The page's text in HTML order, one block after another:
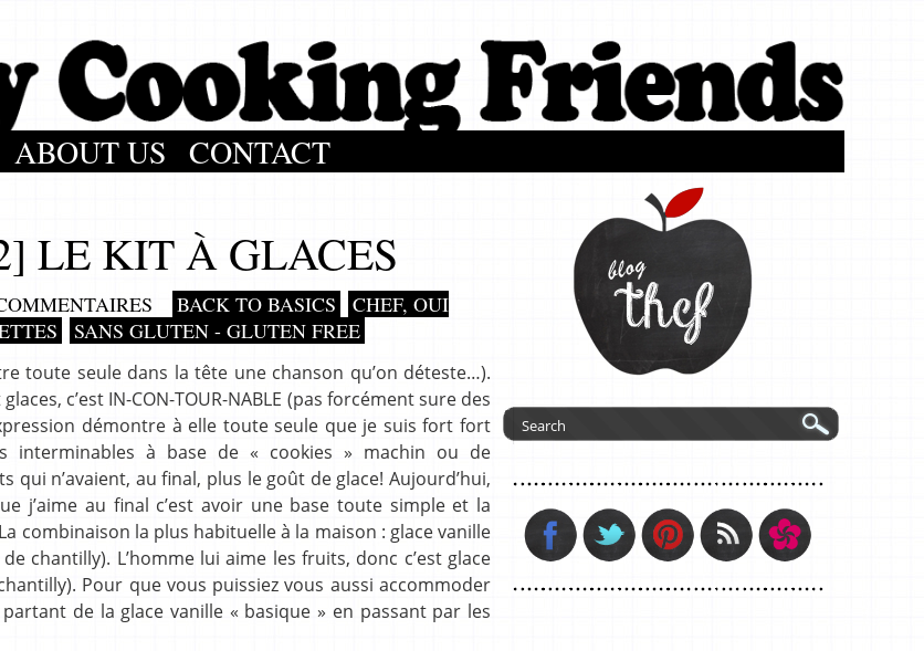
ABOUT US CONTACT
LE KIT À GLACES
BACK TO BASICS
CHEF, OUI
SANS GLUTEN - GLUTEN FREE
toute seule dans la tête une chanson qu’on déteste…).
c’est IN-CON-TOUR-NABLE (pas forcément sure des
démontre à elle toute seule que je suis fort fort
interminables à base de « cookies » machin ou de
qui n’avaient, au final, plus le goût de glace! Aujourd’hui,
j’aime au final c’est avoir une base toute simple et la
combinaison la plus habituelle à la maison : glace vanille
chantilly). L’homme lui aime les fruits, donc c’est glace
Pour que vous puissiez vous aussi accommoder
de la glace vanille « basique » en passant par les